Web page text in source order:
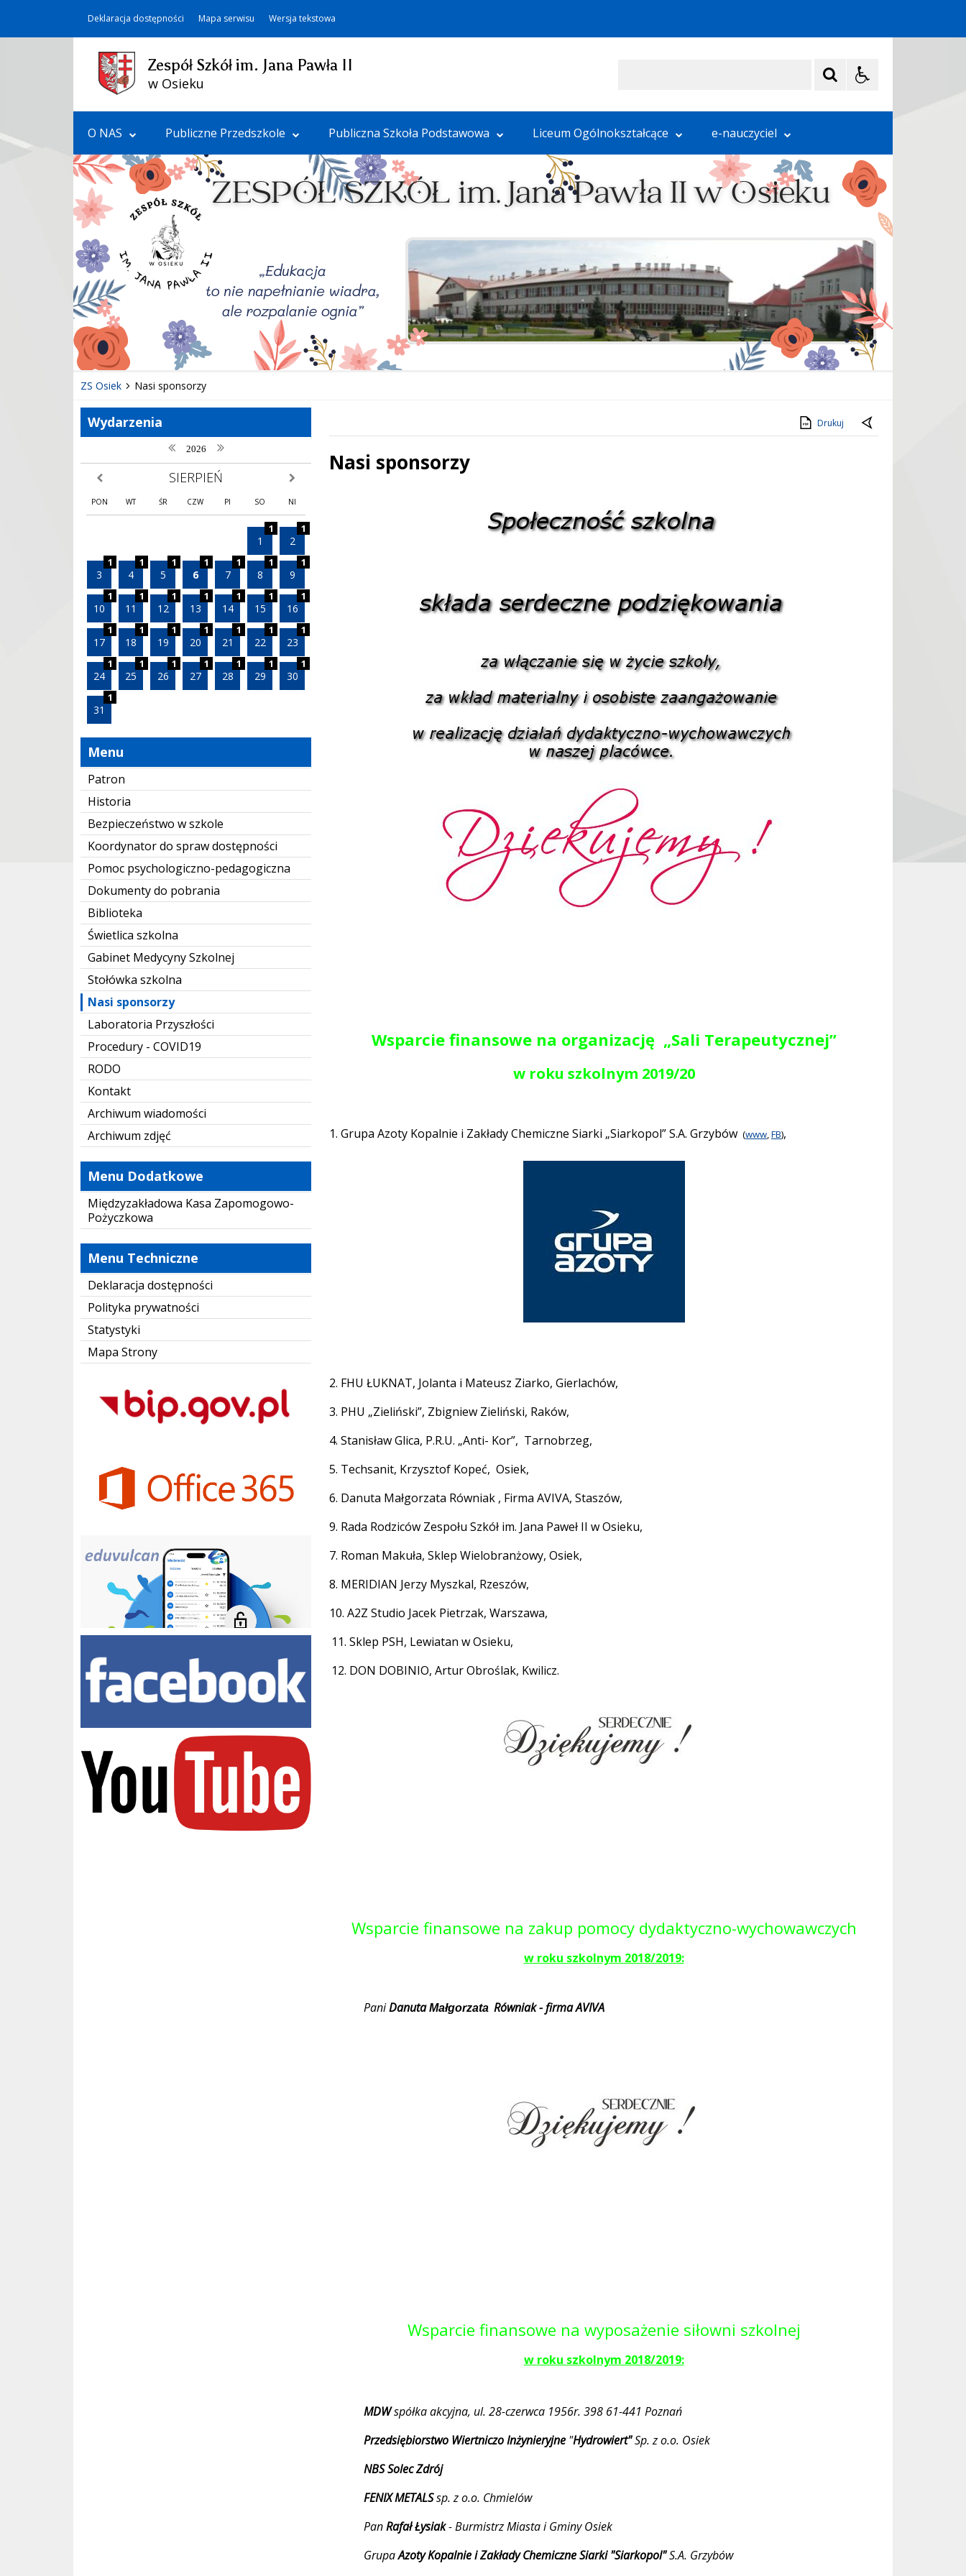
Deklaracja dostępności Mapa serwisu Wersja tekstowa
Zespół Szkół im. Jana Pawła II
w Osieku
O NAS Publiczne Przedszkole Publiczna Szkoła Podstawowa Liceum Ogólnokształcące e-nauczyciel
ZS Osiek Nasi sponsorzy
Wydarzenia
poprzedni rok
2026 następny rok
poprzedni miesiąc SIERPIEŃ następny miesiąc
PON WT ŚR CZW PI SO NI
1
1
2
1
3
1
4
1
5
1
6
1
7
1
8
1
9
1
10
1
11
1
12
1
13
1
14
1
15
1
16
1
17
1
18
1
19
1
20
1
21
1
22
1
23
1
24
1
25
1
26
1
27
1
28
1
29
1
30
1
31
1
Menu
Patron
Historia
Bezpieczeństwo w szkole
Koordynator do spraw dostępności
Pomoc psychologiczno-pedagogiczna
Dokumenty do pobrania
Biblioteka
Świetlica szkolna
Gabinet Medycyny Szkolnej
Stołówka szkolna
Nasi sponsorzy
Laboratoria Przyszłości
Procedury - COVID19
RODO
Kontakt
Archiwum wiadomości
Archiwum zdjęć
Menu Dodatkowe
Międzyzakładowa Kasa Zapomogowo-
Pożyczkowa
Menu Techniczne
Deklaracja dostępności
Polityka prywatności
Statystyki
Mapa Strony
Drukuj
Nasi sponsorzy
Wsparcie finansowe na organizację „Sali Terapeutycznej”
w roku szkolnym 2019/20
1. Grupa Azoty Kopalnie i Zakłady Chemiczne Siarki „Siarkopol” S.A. Grzybów (www FB),
2. FHU ŁUKNAT, Jolanta i Mateusz Ziarko, Gierlachów,
3. PHU „Zieliński”, Zbigniew Zieliński, Raków,
4. Stanisław Glica, P.R.U. „Anti- Kor”, Tarnobrzeg,
5. Techsanit, Krzysztof Kopeć, Osiek,
6. Danuta Małgorzata Równiak , Firma AVIVA, Staszów,
9. Rada Rodziców Zespołu Szkół im. Jana Paweł II w Osieku,
7. Roman Makuła, Sklep Wielobranżowy, Osiek,
8. MERIDIAN Jerzy Myszkal, Rzeszów,
10. A2Z Studio Jacek Pietrzak, Warszawa,
11. Sklep PSH, Lewiatan w Osieku,
12. DON DOBINIO, Artur Obroślak, Kwilicz.
Wsparcie finansowe na zakup pomocy dydaktyczno-wychowawczych
w roku szkolnym 2018/2019:
PaniDanutaMałgorzata Równiak - firma AVIVA
Wsparcie finansowe na wyposażenie siłowni szkolnej
w roku szkolnym 2018/2019:
MDWspółka akcyjna, ul. 28-czerwca 1956r. 398 61-441 Poznań
Przedsiębiorstwo Wiertniczo Inżynieryjne "Hydrowiert"Sp. z o.o. Osiek
NBS Solec Zdrój
FENIX METALSsp. z o.o. Chmielów
PanRafał Łysiak- Burmistrz Miasta i Gminy Osiek
GrupaAzoty Kopalnie i Zakłady Chemiczne Siarki "Siarkopol"S.A. Grzybów